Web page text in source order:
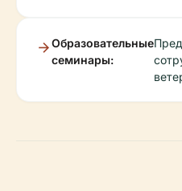
Образовательные
семинары: